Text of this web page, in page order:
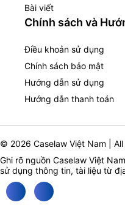
Bài viết
Chính sách và
Điều khoản sử dụng
Chính sách bảo mật
Hướng dẫn sử dụng
Hướng dẫn thanh toán
© 2026 Caselaw Việt Nam |
Ghi rõ nguồn Caselaw Việt
sử dụng thông tin, tài liệu từ